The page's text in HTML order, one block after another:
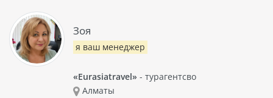
Зоя
я ваш менеджер
«Eurasiatravel» - турагентсво
Алматы